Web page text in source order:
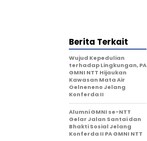
Berita Terkait
Wujud Kepedulian
terhadap Lingkungan, PA
GMNI NTT Hijaukan
Kawasan Mata Air
Oelneneno Jelang
Konferda II
Alumni GMNI se-NTT
Gelar Jalan Santai dan
Bhakti Sosial Jelang
Konferda II PA GMNI NTT